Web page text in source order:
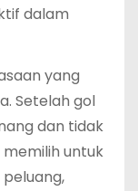
dalam
yang
Setelah gol
dan tidak
untuk